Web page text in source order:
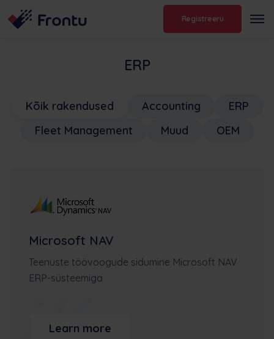
Registreeru
ERP
Kõik rakendused Accounting
ERP
Fleet Management
Muud OEM
Microsoft NAV
Teenuste töövoogude sidumine Microsoft NAV
ERP-süsteemiga
Learn more